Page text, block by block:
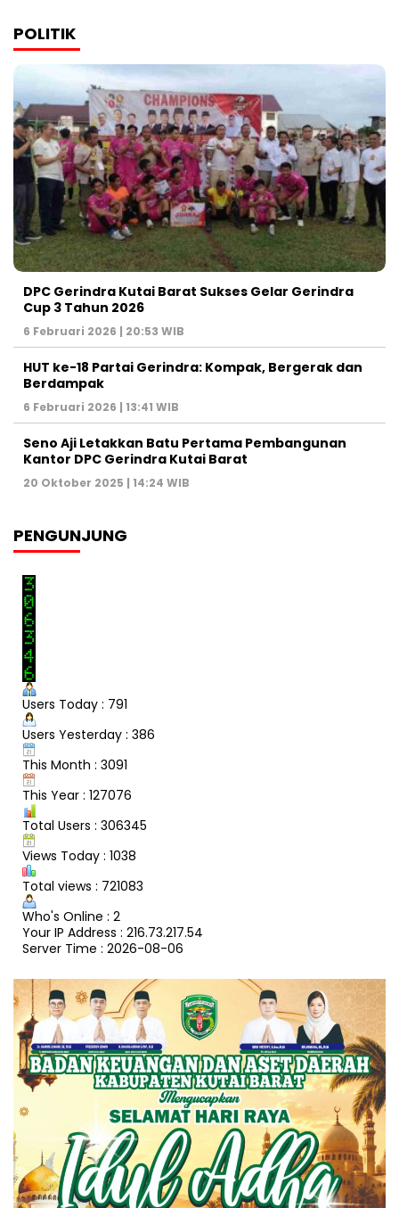
POLITIK
DPC Gerindra Kutai Barat Sukses Gelar Gerindra
Cup 3 Tahun 2026
6 Februari 2026 | 20:53 WIB
HUT ke-18 Partai Gerindra: Kompak, Bergerak dan
Berdampak
6 Februari 2026 | 13:41 WIB
Seno Aji Letakkan Batu Pertama Pembangunan
Kantor DPC Gerindra Kutai Barat
20 Oktober 2025 | 14:24 WIB
PENGUNJUNG
Users Today : 791
Users Yesterday : 386
This Month : 3091
This Year : 127076
Total Users : 306345
Views Today : 1038
Total views : 721083
Who's Online : 2
Your IP Address : 216.73.217.54
Server Time : 2026-08-06